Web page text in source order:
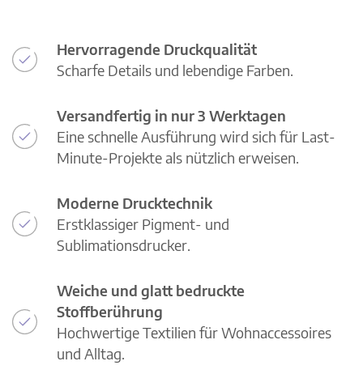
Hervorragende Druckqualität
Scharfe Details und lebendige Farben.
Versandfertig in nur 3 Werktagen
Eine schnelle Ausführung wird sich für Last-
Minute-Projekte als nützlich erweisen.
Moderne Drucktechnik
Erstklassiger Pigment- und
Sublimationsdrucker.
Weiche und glatt bedruckte
Stoffberührung
Hochwertige Textilien für Wohnaccessoires
und Alltag.